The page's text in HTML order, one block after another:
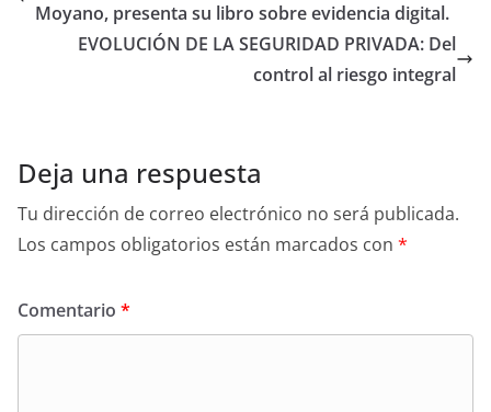
Moyano, presenta su libro sobre evidencia digital.
​EVOLUCIÓN DE LA SEGURIDAD PRIVADA: Del
control al riesgo integral
Deja una respuesta
Tu dirección de correo electrónico no será publicada.
Los campos obligatorios están marcados con *
Comentario *